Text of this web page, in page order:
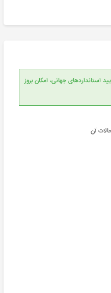
به دلیل تطابق با دانش به روز و مورد تایید استانداردهای جهانی، امکان بروز
آن